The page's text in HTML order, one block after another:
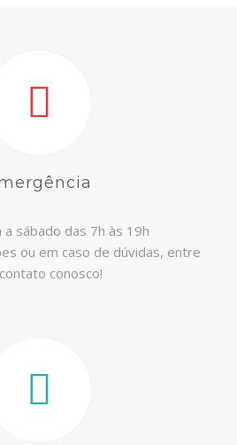
a sábado das 7h às 19h
ou em caso de dúvidas, entre
conosco!